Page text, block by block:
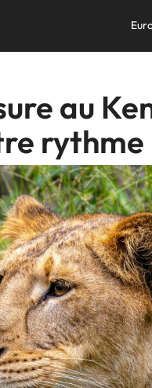
au
rythme